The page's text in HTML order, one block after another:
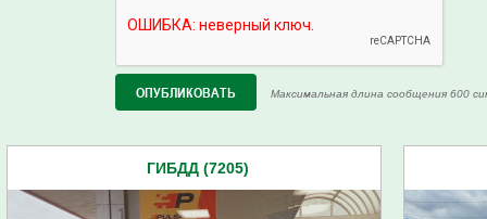
Максимальная длина сообщения 600
ГИБДД (7205)